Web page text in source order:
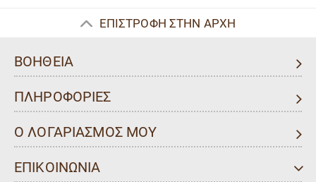
ΕΠΙΣΤΡΟΦΗ ΣΤΗΝ ΑΡΧΗ
ΒΟΗΘΕΙΑ
ΠΛΗΡΟΦΟΡΙΕΣ
Ο ΛΟΓΑΡΙΑΣΜΟΣ ΜΟΥ
ΕΠΙΚΟΙΝΩΝΙΑ